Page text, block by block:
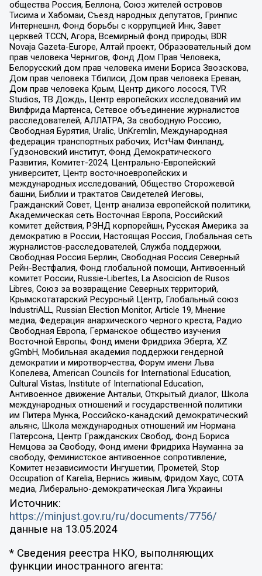
общества Россия, Беллона, Союз жителей островов
Тисима и Хабомаи, Съезд народных депутатов, Гринпис
Интернешнл, Фонд борьбы с коррупцией Инк, Завет
церквей TCCN, Агора, Всемирный фонд природы, BDR
Novaja Gazeta-Europe, Алтай проект, Образовательный дом
прав человека Чернигов, Фонд Дом Прав Человека,
Белорусский дом прав человека имени Бориса Звозскова,
Дом прав человека Тбилиси, Дом прав человека Ереван,
Дом прав человека Крым, Центр дикого лосося, TVR
Studios, ТВ Дождь, Центр европейских исследований им
Вилфрида Мартенса, Сетевое объединение журналистов
расследователей, АЛЛАТРА, За свободную Россию,
Свободная Бурятия, Uralic, UnKremlin, Международная
федерация транспортных рабочих, ИстЧам Финланд,
Гудзоновский институт, Фонд Демократического
Развития, Комитет-2024, Центрально-Европейский
университет, Центр восточноевропейских и
международных исследований, Общество Сторожевой
башни, Библии и трактатов Свидетелей Иеговы,
Гражданский Совет, Центр анализа европейской политики,
Академическая сеть Восточная Европа, Российский
комитет действия, РЭНД корпорейшн, Русская Америка за
демократию в России, Настоящая Россия, Глобальная сеть
журналистов-расследователей, Служба поддержки,
Свободная Россия Берлин, Свободная Россия Северный
Рейн-Вестфалия, Фонд глобальной помощи, Антивоенный
комитет России, Russie-Libertes, La Asocicion de Rusos
Libres, Союз за возвращение Северных территорий,
Крымскотатарский Ресурсный Центр, Глобальный союз
IndustriALL, Russian Election Monitor, Article 19, Мнение
медиа, Федерация анархического черного креста, Радио
Свободная Европа, Германское общество изучения
Восточной Европы, Фонд имени Фридриха Эберта, XZ
gGmbH, Мобильная академия поддержки гендерной
демократии и миротворчества, Форум имени Льва
Копелева, American Councils for International Education,
Cultural Vistas, Institute of International Education,
Антивоенное движение Антальи, Открытый диалог, Школа
международных отношений и государственной политики
им Питера Мунка, Российско-канадский демократический
альянс, Школа международных отношений им Нормана
Патерсона, Центр Гражданских Свобод, Фонд Бориса
Немцова за Свободу, Фонд имени Фридриха Науманна за
свободу, Феминистское антивоенное сопротивление,
Комитет независимости Ингушетии, Прометей, Stop
Occupation of Karelia, Вернись живым, Фридом Хаус, СОТА
медиа, Либерально-демократическая Лига Украины
Источник:
https://minjust.gov.ru/ru/documents/7756/
данные на 13.05.2024
* Сведения реестра НКО, выполняющих
функции иностранного агента: